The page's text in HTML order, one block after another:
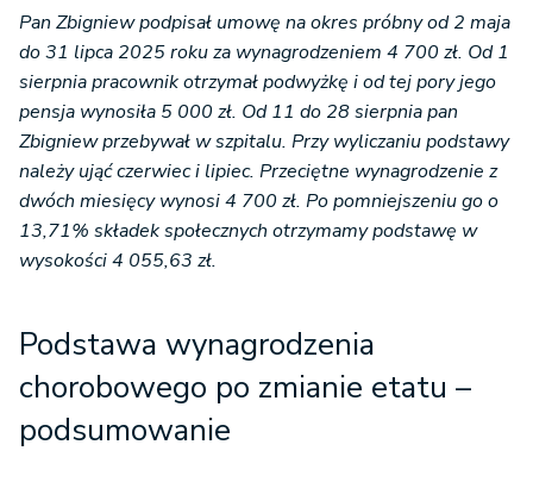
Pan Zbigniew podpisał umowę na okres próbny od 2 maja
do 31 lipca 2025 roku za wynagrodzeniem 4 700 zł. Od 1
sierpnia pracownik otrzymał podwyżkę i od tej pory jego
pensja wynosiła 5 000 zł. Od 11 do 28 sierpnia pan
Zbigniew przebywał w szpitalu. Przy wyliczaniu podstawy
należy ująć czerwiec i lipiec. Przeciętne wynagrodzenie z
dwóch miesięcy wynosi 4 700 zł. Po pomniejszeniu go o
13,71% składek społecznych otrzymamy podstawę w
wysokości 4 055,63 zł.
Podstawa wynagrodzenia
chorobowego po zmianie etatu –
podsumowanie